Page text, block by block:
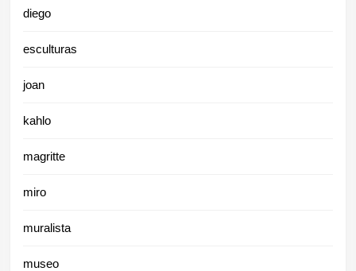
diego
esculturas
joan
kahlo
magritte
miro
muralista
museo